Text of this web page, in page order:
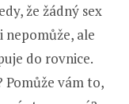
že žádný sex
nepomůže, ale
do rovnice.
Pomůže vám to,